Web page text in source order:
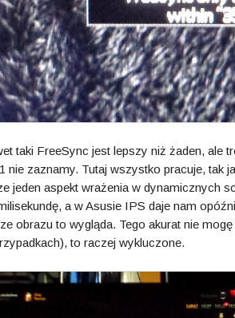
taki FreeSync jest lepszy niż żaden, ale
nie zaznamy. Tutaj wszystko pracuje, tak
jeden aspekt wrażenia w dynamicznych
a w Asusie IPS daje nam
obrazu to wygląda. Tego akurat nie
to raczej wykluczone.